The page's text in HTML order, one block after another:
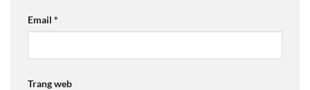
Email *
Trang web